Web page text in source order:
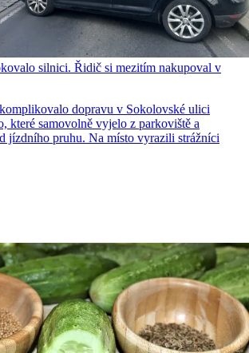
silnici. Řidič si mezitím nakupoval v
dopravu v Sokolovské ulici
které samovolně vyjelo z parkoviště a
jízdního pruhu. Na místo vyrazili strážníci